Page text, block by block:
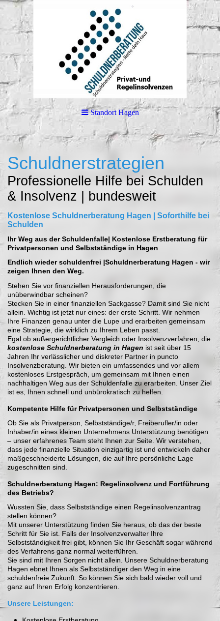
Standort Hagen
Schuldnerstrategien
Professionelle Hilfe bei Schulden
& Insolvenz | bundesweit
Kostenlose Schuldnerberatung Hagen | Soforthilfe bei
Schulden
Ihr Weg aus der Schuldenfalle| Kostenlose Erstberatung für
Privatpersonen und Selbstständige in Hagen
Endlich wieder schuldenfrei |Schuldnerberatung Hagen - wir
zeigen Ihnen den Weg.
Stehen Sie vor finanziellen Herausforderungen, die
unüberwindbar scheinen?
Stecken Sie in einer finanziellen Sackgasse? Damit sind Sie nicht
allein. Wichtig ist jetzt nur eines: der erste Schritt. Wir nehmen
Ihre Finanzen genau unter die Lupe und erarbeiten gemeinsam
eine Strategie, die wirklich zu Ihrem Leben passt.
Egal ob außergerichtlicher Vergleich oder Insolvenzverfahren, die
kostenlose Schuldnerberatung in Hagen ist seit über 15
Jahren Ihr verlässlicher und diskreter Partner in puncto
Insolvenzberatung. Wir bieten ein umfassendes und vor allem
kostenloses Erstgespräch, um gemeinsam mit Ihnen einen
nachhaltigen Weg aus der Schuldenfalle zu erarbeiten. Unser Ziel
ist es, Ihnen schnell und unbürokratisch zu helfen.
Kompetente Hilfe für Privatpersonen und Selbstständige
Ob Sie als Privatperson, Selbstständige/r, Freiberufler/in oder
Inhaber/in eines kleinen Unternehmens Unterstützung benötigen
– unser erfahrenes Team steht Ihnen zur Seite. Wir verstehen,
dass jede finanzielle Situation einzigartig ist und entwickeln daher
maßgeschneiderte Lösungen, die auf Ihre persönliche Lage
zugeschnitten sind.
Schuldnerberatung Hagen: Regelinsolvenz und Fortführung
des Betriebs?
Wussten Sie, dass Selbstständige einen Regelinsolvenzantrag
stellen können?
Mit unserer Unterstützung finden Sie heraus, ob das der beste
Schritt für Sie ist. Falls der Insolvenzverwalter Ihre
Selbstständigkeit frei gibt, können Sie Ihr Geschäft sogar während
des Verfahrens ganz normal weiterführen.
Sie sind mit Ihren Sorgen nicht allein. Unsere Schuldnerberatung
Hagen ebnet Ihnen als Selbstständiger den Weg in eine
schuldenfreie Zukunft. So können Sie sich bald wieder voll und
ganz auf Ihren Erfolg konzentrieren.
Unsere Leistungen: